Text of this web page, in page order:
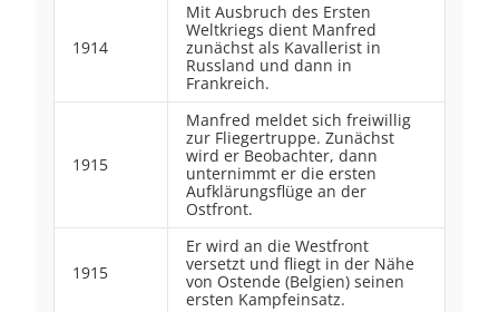
1914
Mit Ausbruch des Ersten
Weltkriegs dient Manfred
zunächst als Kavallerist in
Russland und dann in
Frankreich.
1915
Manfred meldet sich freiwillig
zur Fliegertruppe. Zunächst
wird er Beobachter, dann
unternimmt er die ersten
Aufklärungsflüge an der
Ostfront.
1915
Er wird an die Westfront
versetzt und fliegt in der Nähe
von Ostende (Belgien) seinen
ersten Kampfeinsatz.